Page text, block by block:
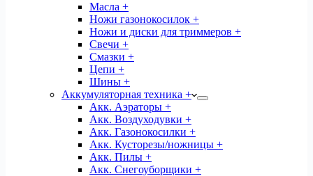
Масла +
Ножи газонокосилок +
Ножи и диски для триммеров +
Свечи +
Смазки +
Цепи +
Шины +
Аккумуляторная техника +
Акк. Аэраторы +
Акк. Воздуходувки +
Акк. Газонокосилки +
Акк. Кусторезы/ножницы +
Акк. Пилы +
Акк. Снегоуборщики +